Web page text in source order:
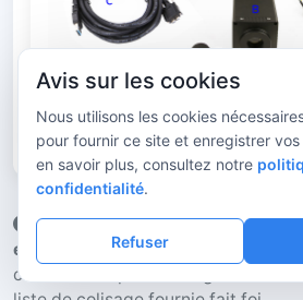
Liste de colisage USB3
Cette série utilise de l’InGaAs
en Chine
; les longueurs de câble
connecteurs peuvent légèrement
Avis sur les cookies
Nous utilisons les cookies
pour fournir ce site et enregistrer
en savoir plus, consultez notre
confidentialité.
Refuser